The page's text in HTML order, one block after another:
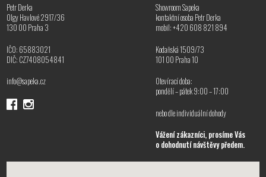
Petr Derka
Olgy Havlové 2917/36
130 00 Praha 3
IČO: 65883021
DIČ: CZ7408054841
info@sapeka.cz
Showroom Sapeka
kontaktní osoba Petr Derka
mobil: +420 608 821 894
Kodaňská 1509/73
101 00 Praha 10
Otevírací doba:
pondělí – pátek 9:00 – 17:00
nebo dle individuální dohody
Vážení zákazníci, prosíme Vás
o dohodnutí návštěvy předem.